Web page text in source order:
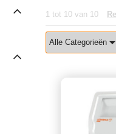
1 tot 10 van 10
Alle Categorieën